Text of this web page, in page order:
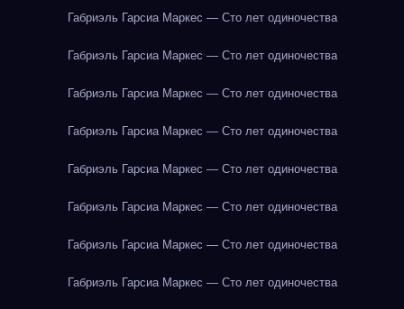
Габриэль Гарсиа Маркес — Сто лет одиночества
Габриэль Гарсиа Маркес — Сто лет одиночества
Габриэль Гарсиа Маркес — Сто лет одиночества
Габриэль Гарсиа Маркес — Сто лет одиночества
Габриэль Гарсиа Маркес — Сто лет одиночества
Габриэль Гарсиа Маркес — Сто лет одиночества
Габриэль Гарсиа Маркес — Сто лет одиночества
Габриэль Гарсиа Маркес — Сто лет одиночества